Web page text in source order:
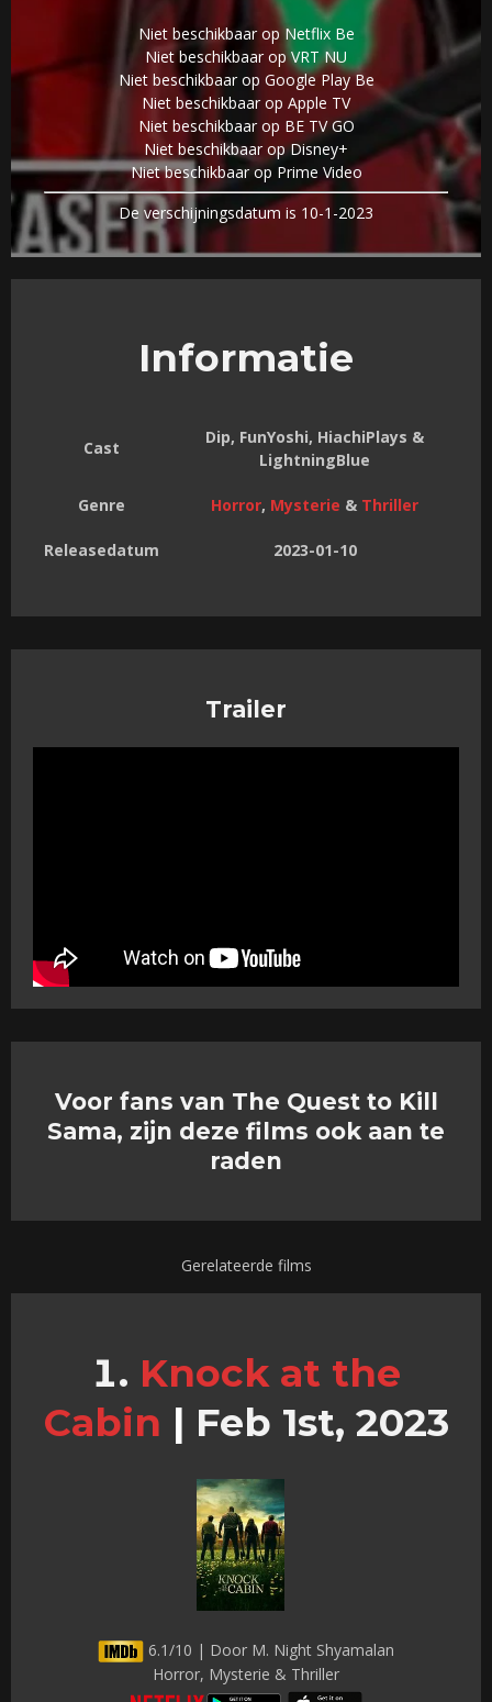
Niet beschikbaar op Netflix Be
Niet beschikbaar op VRT NU
Niet beschikbaar op Google Play Be
Niet beschikbaar op Apple TV
Niet beschikbaar op BE TV GO
Niet beschikbaar op Disney+
Niet beschikbaar op Prime Video
De verschijningsdatum is 10-1-2023
Informatie
Cast
Dip, FunYoshi, HiachiPlays &
LightningBlue
Genre Horror, Mysterie & Thriller
Releasedatum 2023-01-10
Trailer
Voor fans van The Quest to Kill
Sama, zijn deze films ook aan te
raden
Gerelateerde films
Knock at the
Cabin | Feb 1st, 2023
6.1/10 | Door M. Night Shyamalan
Horror, Mysterie & Thriller